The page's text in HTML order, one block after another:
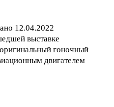
12.04.2022
выставке
гоночный
двигателем